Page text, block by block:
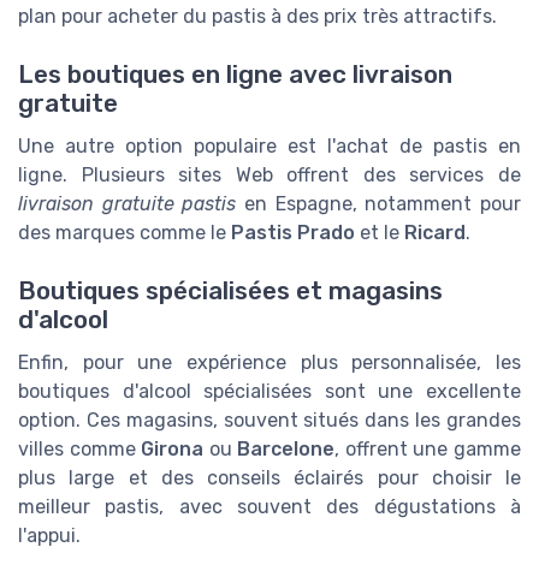
plan pour acheter du pastis à des prix très attractifs.
Les boutiques en ligne avec livraison
gratuite
Une autre option populaire est l'achat de pastis en
ligne. Plusieurs sites Web offrent des services de
livraison gratuite pastis en Espagne, notamment pour
des marques comme le Pastis Prado et le Ricard .
Boutiques spécialisées et magasins
d'alcool
Enfin, pour une expérience plus personnalisée, les
boutiques d'alcool spécialisées sont une excellente
option. Ces magasins, souvent situés dans les grandes
villes comme Girona ou Barcelone, offrent une gamme
plus large et des conseils éclairés pour choisir le
meilleur pastis, avec souvent des dégustations à
l'appui.